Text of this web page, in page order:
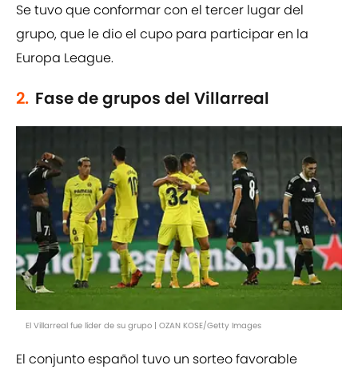
Se tuvo que conformar con el tercer lugar del
grupo, que le dio el cupo para participar en la
Europa League.
2. Fase de grupos del Villarreal
El Villarreal fue líder de su grupo | OZAN KOSE/Getty Images
El conjunto español tuvo un sorteo favorable